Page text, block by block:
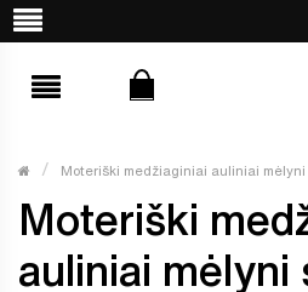
Moteriški medžiaginiai auliniai
Moteriški
auliniai mėlyni